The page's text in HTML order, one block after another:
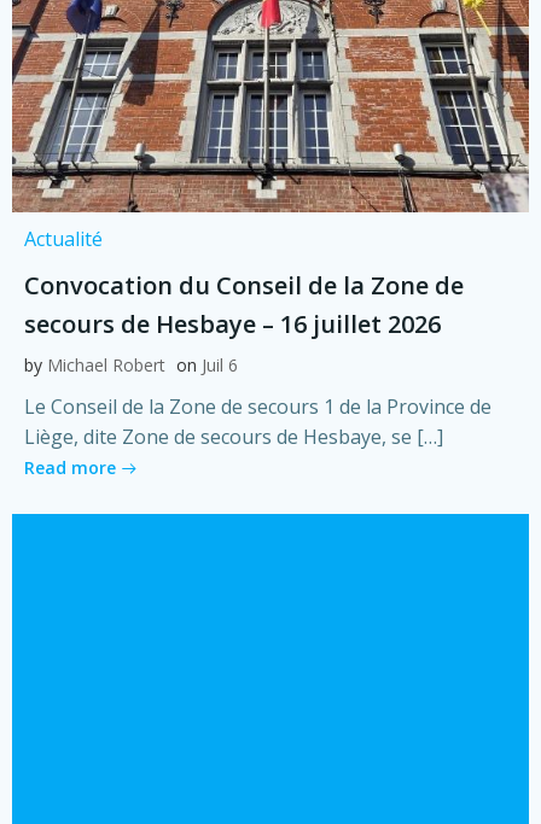
Actualité
Convocation du Conseil de la Zone de
secours de Hesbaye – 16 juillet 2026
by Michael Robert on Juil 6
Le Conseil de la Zone de secours 1 de la Province de
Liège, dite Zone de secours de Hesbaye, se […]
Read more